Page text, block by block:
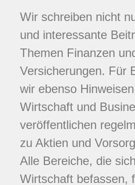
Wir schreiben nicht
und interessante
Themen Finanzen
Versicherungen. Für
wir ebenso
Wirtschaft und
veröffentlichen
zu Aktien und
Alle Bereiche, die
Wirtschaft befassen,